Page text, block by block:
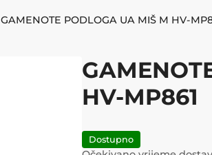
GAMENOTE PODLOGA UA MIŠ M HV-
HV-MP861
Dostupno